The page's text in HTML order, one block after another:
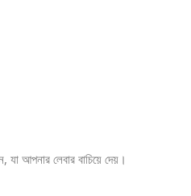
আপনার লেবার বাচিয়ে দেয়।